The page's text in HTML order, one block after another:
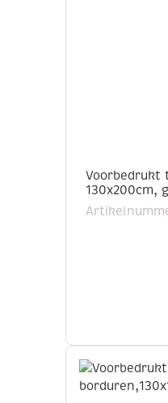
Voorbedrukt
130x200cm,